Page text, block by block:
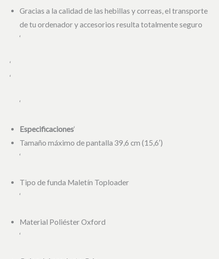
Gracias a la calidad de las hebillas y correas, el transporte
de tu ordenador y accesorios resulta totalmente seguro
‘
‘
‘
‘
Especificaciones‘
Tamaño máximo de pantalla 39,6 cm (15,6′)
‘
Tipo de funda Maletín Toploader
‘
Material Poliéster Oxford
‘